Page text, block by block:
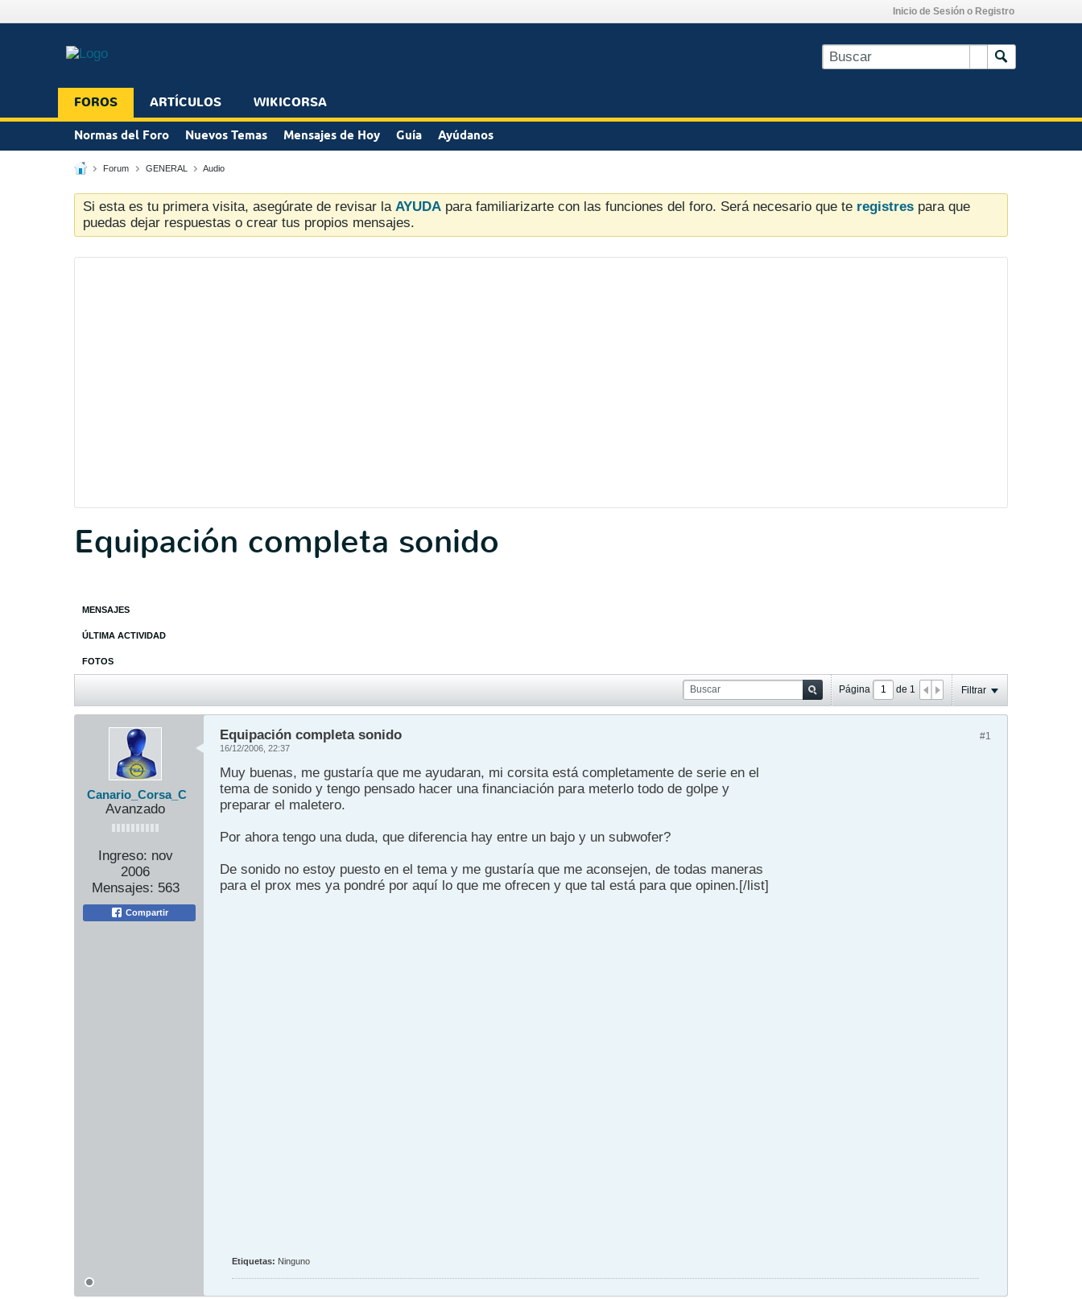
Inicio de Sesión o Registro
FOROS ARTÍCULOS WIKICORSA
Normas del Foro Nuevos Temas Mensajes de Hoy Guía Ayúdanos
Forum GENERAL Audio
Si esta es tu primera visita, asegúrate de revisar la AYUDA para familiarizarte con las funciones del foro. Será necesario que te registres para que
puedas dejar respuestas o crear tus propios mensajes.
Equipación completa sonido
MENSAJES
ÚLTIMA ACTIVIDAD
FOTOS
Página de 1 Filtrar
Canario_Corsa_C
Avanzado
Ingreso: nov
2006
Mensajes: 563
Compartir
#1
Equipación completa sonido
16/12/2006, 22:37
Muy buenas, me gustaría que me ayudaran, mi corsita está completamente de serie en el
tema de sonido y tengo pensado hacer una financiación para meterlo todo de golpe y
preparar el maletero.
Por ahora tengo una duda, que diferencia hay entre un bajo y un subwofer?
De sonido no estoy puesto en el tema y me gustaría que me aconsejen, de todas maneras
para el prox mes ya pondré por aquí lo que me ofrecen y que tal está para que opinen.[/list]
Etiquetas: Ninguno